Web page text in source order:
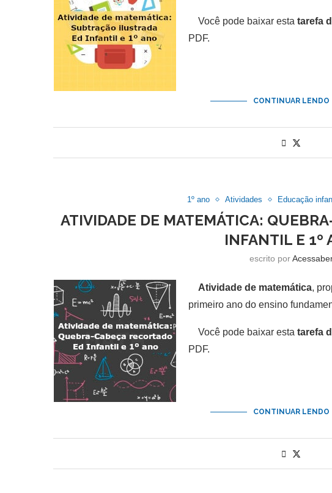
Você pode baixar esta tarefa
PDF.
CONTINUAR LENDO
1º ano Atividades Educação
ATIVIDADE DE MATEMÁTICA:
INFANTIL E 1º
escrito por
Atividade de matemática,
primeiro ano do ensino
Você pode baixar esta tarefa
PDF.
CONTINUAR LENDO